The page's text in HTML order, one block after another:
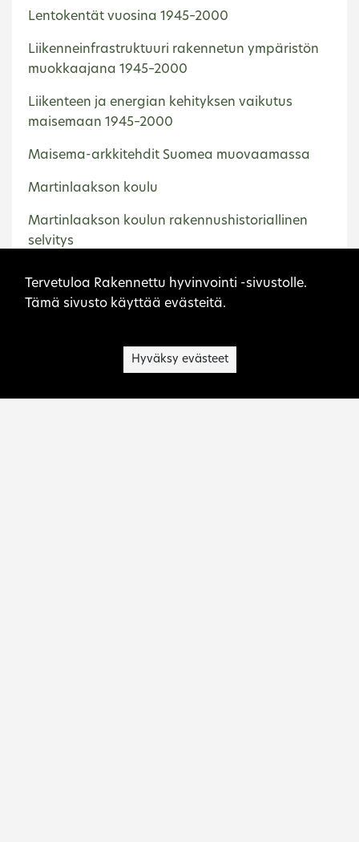
Lentokentät vuosina 1945–2000
Liikenneinfrastruktuuri rakennetun ympäristön
muokkaajana 1945–2000
Liikenteen ja energian kehityksen vaikutus
maisemaan 1945–2000
Maisema-arkkitehdit Suomea muovaamassa
Martinlaakson koulu
Martinlaakson koulun rakennushistoriallinen
selvitys
Museorakennukset 1900-luvun jälkipuolella
Olli Kivinen, kaupunkien kaavoittaja ja
Oy Kaupunkisuunnittelu Ab – kaavoituksen
Sivuston evästeet
Tervetuloa Rakennettu hyvinvointi -sivustolle.
Tämä sivusto käyttää evästeitä.
Hyväksy evästeet